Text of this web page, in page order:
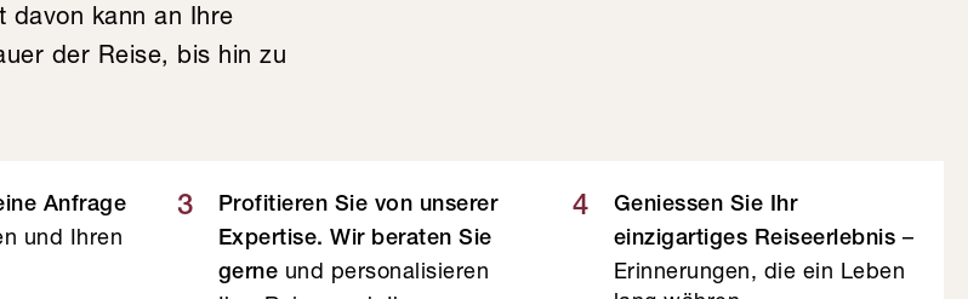
davon kann an Ihre
der Reise, bis hin zu
Anfrage
und Ihren
3
Profitieren Sie von unserer
Expertise. Wir beraten Sie
gerne und personalisieren
4
Geniessen Sie Ihr
einzigartiges Reiseerlebnis –
Erinnerungen, die ein Leben